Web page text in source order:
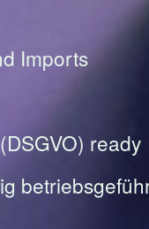
Imports
ready